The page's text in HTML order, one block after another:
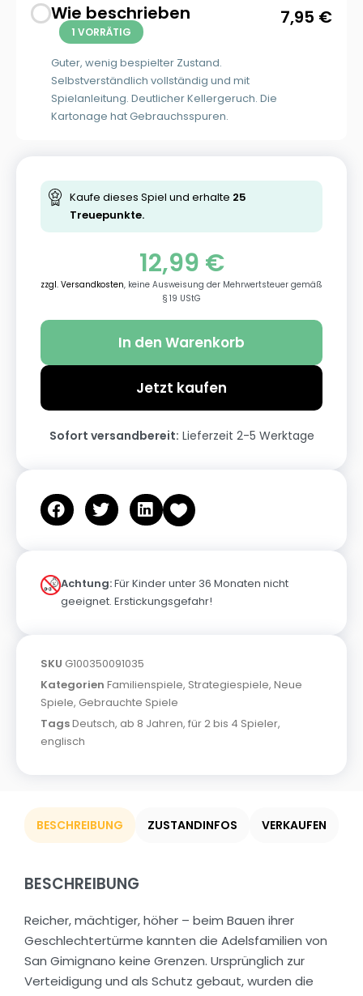
Wie beschrieben
1 VORRÄTIG
Guter, wenig bespielter Zustand.
Selbstverständlich vollständig und mit
Spielanleitung. Deutlicher Kellergeruch. Die
Kartonage hat Gebrauchsspuren.
7,95 €
Kaufe dieses Spiel und erhalte 25
Treuepunkte.
12,99 €
zzgl. Versandkosten, keine Ausweisung der Mehrwertsteuer gemäß
§ 19 UStG
In den Warenkorb
Jetzt kaufen
Sofort versandbereit: Lieferzeit 2-5 Werktage
Achtung:Für Kinder unter 36 Monaten nicht
geeignet. Erstickungsgefahr!
SKU G100350091035
Kategorien Familienspiele, Strategiespiele, Neue
Spiele, Gebrauchte Spiele
TagsDeutsch, ab 8 Jahren, für 2 bis 4 Spieler,
englisch
BESCHREIBUNG ZUSTANDINFOS VERKAUFEN
BESCHREIBUNG
Reicher, mächtiger, höher – beim Bauen ihrer
Geschlechtertürme kannten die Adelsfamilien von
San Gimignano keine Grenzen. Ursprünglich zur
Verteidigung und als Schutz gebaut, wurden die